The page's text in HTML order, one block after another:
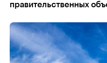
правительственных